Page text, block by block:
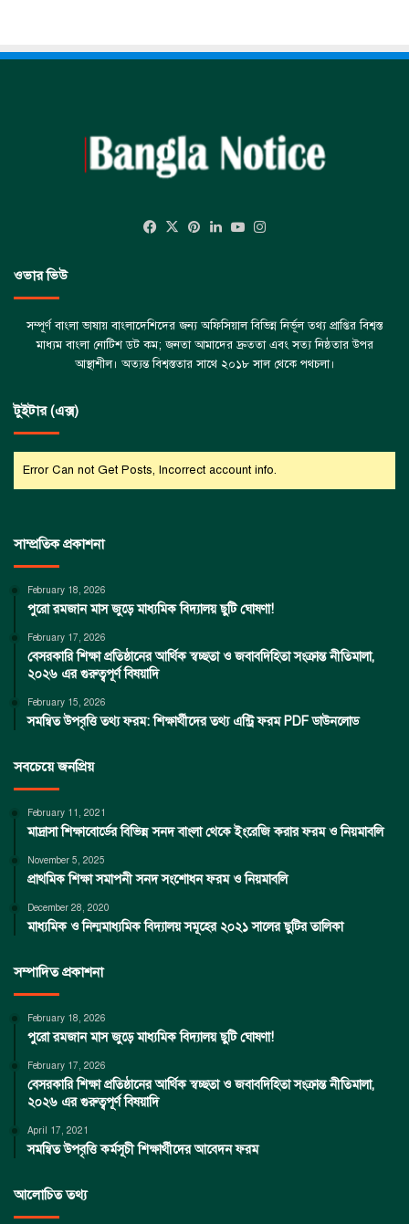
Facebook
X Pinterest
LinkedInYouTube
ওভার ভিউ
সম্পূর্ণ বাংলা ভাষায় বাংলাদেশিদের জন্য অফিসিয়াল বিভিন্ন নির্ভূল তথ্য প্রাপ্তির বিশ্বস্ত
মাধ্যম বাংলা নোটিশ ডট কম; জনতা আমাদের দ্রুততা এবং সত্য নিষ্ঠতার উপর
আস্থাশীল। অত্যন্ত বিশ্বস্ততার সাথে ২০১৮ সাল থেকে পথচলা।
টুইটার (এক্স)
Error Can not Get Posts, Incorrect account info.
সাম্প্রতিক প্রকাশনা
February 18, 2026
পুরো রমজান মাস জুড়ে মাধ্যমিক বিদ্যালয় ছুটি ঘোষণা!
February 17, 2026
বেসরকারি শিক্ষা প্রতিষ্ঠানের আর্থিক স্বচ্ছতা ও জবাবদিহিতা সংক্রান্ত নীতিমালা,
২০২৬ এর গুরুত্বপূর্ণ বিষয়াদি
February 15, 2026
সমন্বিত উপবৃত্তি তথ্য ফরম: শিক্ষার্থীদের তথ্য এন্ট্রি ফরম PDF ডাউনলোড
সবচেয়ে জনপ্রিয়
February 11, 2021
মাদ্রাসা শিক্ষাবোর্ডের বিভিন্ন সনদ বাংলা থেকে ইংরেজি করার ফরম ও নিয়মাবলি
November 5, 2025
প্রাথমিক শিক্ষা সমাপনী সনদ সংশোধন ফরম ও নিয়মাবলি
December 28, 2020
মাধ্যমিক ও নিন্মমাধ্যমিক বিদ্যালয় সমূহের ২০২১ সালের ছুটির তালিকা
সম্পাদিত প্রকাশনা
February 18, 2026
পুরো রমজান মাস জুড়ে মাধ্যমিক বিদ্যালয় ছুটি ঘোষণা!
February 17, 2026
বেসরকারি শিক্ষা প্রতিষ্ঠানের আর্থিক স্বচ্ছতা ও জবাবদিহিতা সংক্রান্ত নীতিমালা,
২০২৬ এর গুরুত্বপূর্ণ বিষয়াদি
April 17, 2021
সমন্বিত উপবৃত্তি কর্মসূচী শিক্ষার্থীদের আবেদন ফরম
আলোচিত তথ্য